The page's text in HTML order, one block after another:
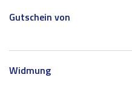
Gutschein von
Widmung